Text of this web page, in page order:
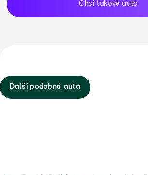
Chci takové auto
Další podobná auta